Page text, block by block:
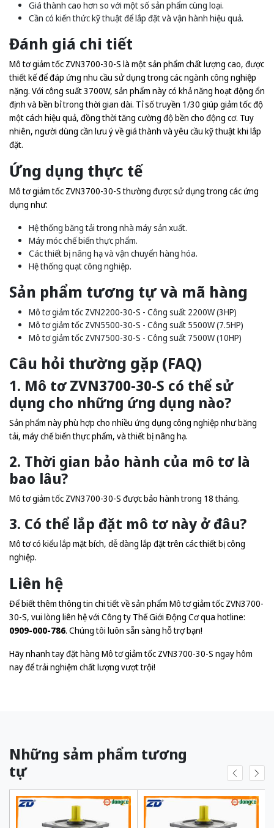
Giá thành cao hơn so với một số sản phẩm cùng loại.
Cần có kiến thức kỹ thuật để lắp đặt và vận hành hiệu quả.
Đánh giá chi tiết
Mô tơ giảm tốc ZVN3700-30-S là một sản phẩm chất lượng cao, được
thiết kế để đáp ứng nhu cầu sử dụng trong các ngành công nghiệp
nặng. Với công suất 3700W, sản phẩm này có khả năng hoạt động ổn
định và bền bỉ trong thời gian dài. Tỉ số truyền 1/30 giúp giảm tốc độ
một cách hiệu quả, đồng thời tăng cường độ bền cho động cơ. Tuy
nhiên, người dùng cần lưu ý về giá thành và yêu cầu kỹ thuật khi lắp
đặt.
Ứng dụng thực tế
Mô tơ giảm tốc ZVN3700-30-S thường được sử dụng trong các ứng
dụng như:
Hệ thống băng tải trong nhà máy sản xuất.
Máy móc chế biến thực phẩm.
Các thiết bị nâng hạ và vận chuyển hàng hóa.
Hệ thống quạt công nghiệp.
Sản phẩm tương tự và mã hàng
Mô tơ giảm tốc ZVN2200-30-S - Công suất 2200W (3HP)
Mô tơ giảm tốc ZVN5500-30-S - Công suất 5500W (7.5HP)
Mô tơ giảm tốc ZVN7500-30-S - Công suất 7500W (10HP)
Câu hỏi thường gặp (FAQ)
1. Mô tơ ZVN3700-30-S có thể sử
dụng cho những ứng dụng nào?
Sản phẩm này phù hợp cho nhiều ứng dụng công nghiệp như băng
tải, máy chế biến thực phẩm, và thiết bị nâng hạ.
2. Thời gian bảo hành của mô tơ là
bao lâu?
Mô tơ giảm tốc ZVN3700-30-S được bảo hành trong 18 tháng.
3. Có thể lắp đặt mô tơ này ở đâu?
Mô tơ có kiểu lắp mặt bích, dễ dàng lắp đặt trên các thiết bị công
nghiệp.
Liên hệ
Để biết thêm thông tin chi tiết về sản phẩm Mô tơ giảm tốc ZVN3700-
30-S, vui lòng liên hệ với Công ty Thế Giới Động Cơ qua hotline:
0909-000-786. Chúng tôi luôn sẵn sàng hỗ trợ bạn!
Hãy nhanh tay đặt hàng Mô tơ giảm tốc ZVN3700-30-S ngay hôm
nay để trải nghiệm chất lượng vượt trội!
Những sảm phẩm tương
tự